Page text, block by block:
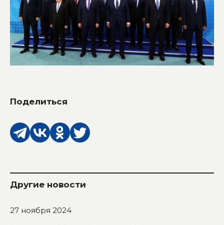
Поделиться
Другие новости
27 ноября 2024